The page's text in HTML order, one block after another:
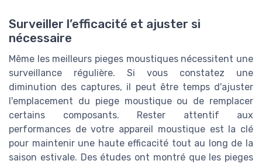
Surveiller l’efficacité et ajuster si
nécessaire
Même les meilleurs pieges moustiques nécessitent une
surveillance régulière. Si vous constatez une
diminution des captures, il peut être temps d'ajuster
l'emplacement du piege moustique ou de remplacer
certains composants. Rester attentif aux
performances de votre appareil moustique est la clé
pour maintenir une haute efficacité tout au long de la
saison estivale. Des études ont montré que les pieges